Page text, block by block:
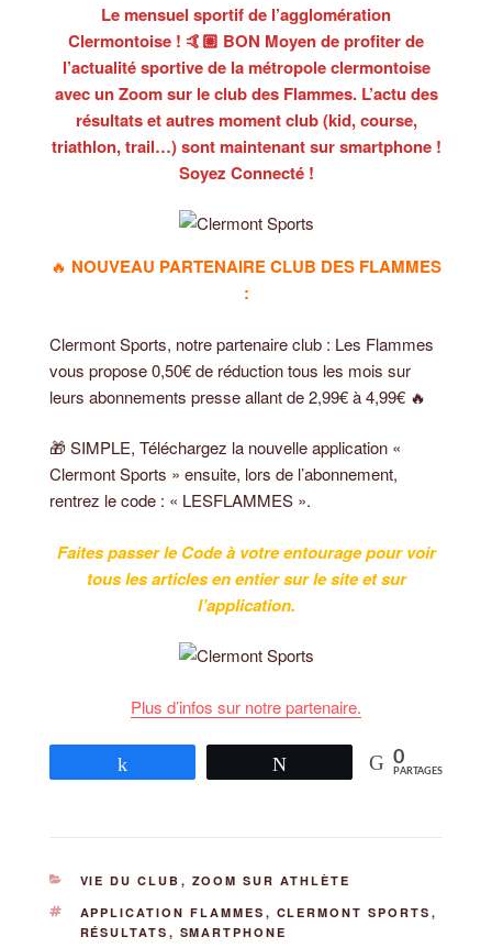
Le mensuel sportif de l’agglomération
Clermontoise ! 🤙🏼 BON Moyen de profiter de
l’actualité sportive de la métropole clermontoise
avec un Zoom sur le club des Flammes. L’actu des
résultats et autres moment club (kid, course,
triathlon, trail…) sont maintenant sur smartphone !
Soyez Connecté !
🔥 NOUVEAU PARTENAIRE CLUB DES FLAMMES
:
Clermont Sports, notre partenaire club : Les Flammes
vous propose 0,50€ de réduction tous les mois sur
leurs abonnements presse allant de 2,99€ à 4,99€ 🔥
🎁 SIMPLE, Téléchargez la nouvelle application «
Clermont Sports » ensuite, lors de l’abonnement,
rentrez le code : « LESFLAMMES ».
Faites passer le Code à votre entourage pour voir
tous les articles en entier sur le site et sur
l’application.
Plus d’infos sur notre partenaire.
0
PARTAGES
CATÉGORIES
VIE DU CLUB , ZOOM SUR ATHLÈTE
ÉTIQUETTES
APPLICATION FLAMMES , CLERMONT SPORTS ,
RÉSULTATS , SMARTPHONE